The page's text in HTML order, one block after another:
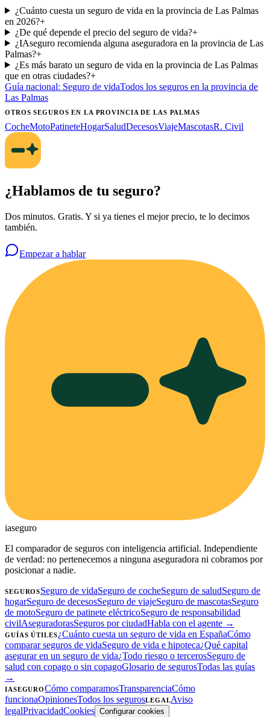
¿Cuánto cuesta un seguro de vida en la provincia de Las Palmas
en 2026?+
¿De qué depende el precio del seguro de vida?+
¿IAseguro recomienda alguna aseguradora en la provincia de Las
Palmas?+
¿Es más barato un seguro de vida en la provincia de Las Palmas
que en otras ciudades?+
Guía nacional: Seguro de vidaTodos los seguros en la provincia de
Las Palmas
OTROS SEGUROSEN LA PROVINCIA DE LAS PALMAS
CocheMotoPatineteHogarSaludDecesosViajeMascotasR. Civil
¿Hablamos de tu seguro?
Dos minutos. Gratis. Y si ya tienes el mejor precio, te lo decimos
también.
Empezar a hablar
iaseguro
El comparador de seguros con inteligencia artificial. Independiente
de verdad: no pertenecemos a ninguna aseguradora ni cobramos por
posicionar a nadie.
SEGUROSSeguro de vidaSeguro de cocheSeguro de saludSeguro de
hogarSeguro de decesosSeguro de viajeSeguro de mascotasSeguro
de motoSeguro de patinete eléctricoSeguro de responsabilidad
civilAseguradorasSeguros por ciudadHabla con el agente →
GUÍAS ÚTILES¿Cuánto cuesta un seguro de vida en EspañaCómo
comparar seguros de vidaSeguro de vida e hipoteca¿Qué capital
asegurar en un seguro de vida¿Todo riesgo o tercerosSeguro de
salud con copago o sin copagoGlosario de segurosTodas las guías
→
IASEGUROCómo comparamosTransparenciaCómo
funcionaOpinionesTodos los segurosLEGALAviso
legalPrivacidadCookies Configurar cookies